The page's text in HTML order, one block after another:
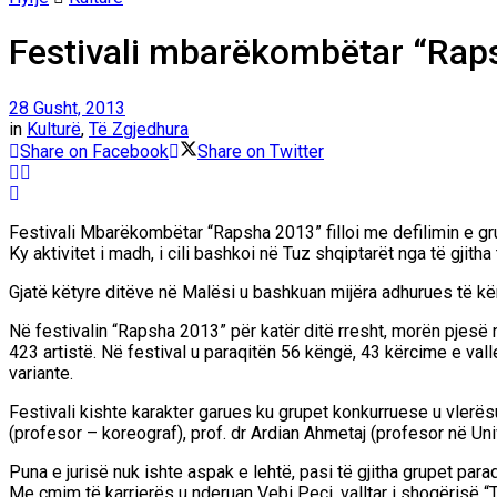
Festivali mbarëkombëtar
28 Gusht, 2013
in Kulturë, Të Zgjedhura
Share on Facebook
Share on Twitter
Festivali Mbarëkombëtar “Rapsha 2013” filloi me defilimin e
Ky aktivitet i madh, i cili bashkoi në Tuz shqiptarët nga të
Gjatë këtyre ditëve në Malësi u bashkuan mijëra adhurues të
Në festivalin “Rapsha 2013” për katër ditë rresht, morën
423 artistë. Në festival u paraqitën 56 këngë, 43 kërcime e
variante.
Festivali kishte karakter garues ku grupet konkurruese u
(profesor – koreograf), prof. dr Ardian Ahmetaj (profesor në
Puna e jurisë nuk ishte aspak e lehtë, pasi të gjitha grupet